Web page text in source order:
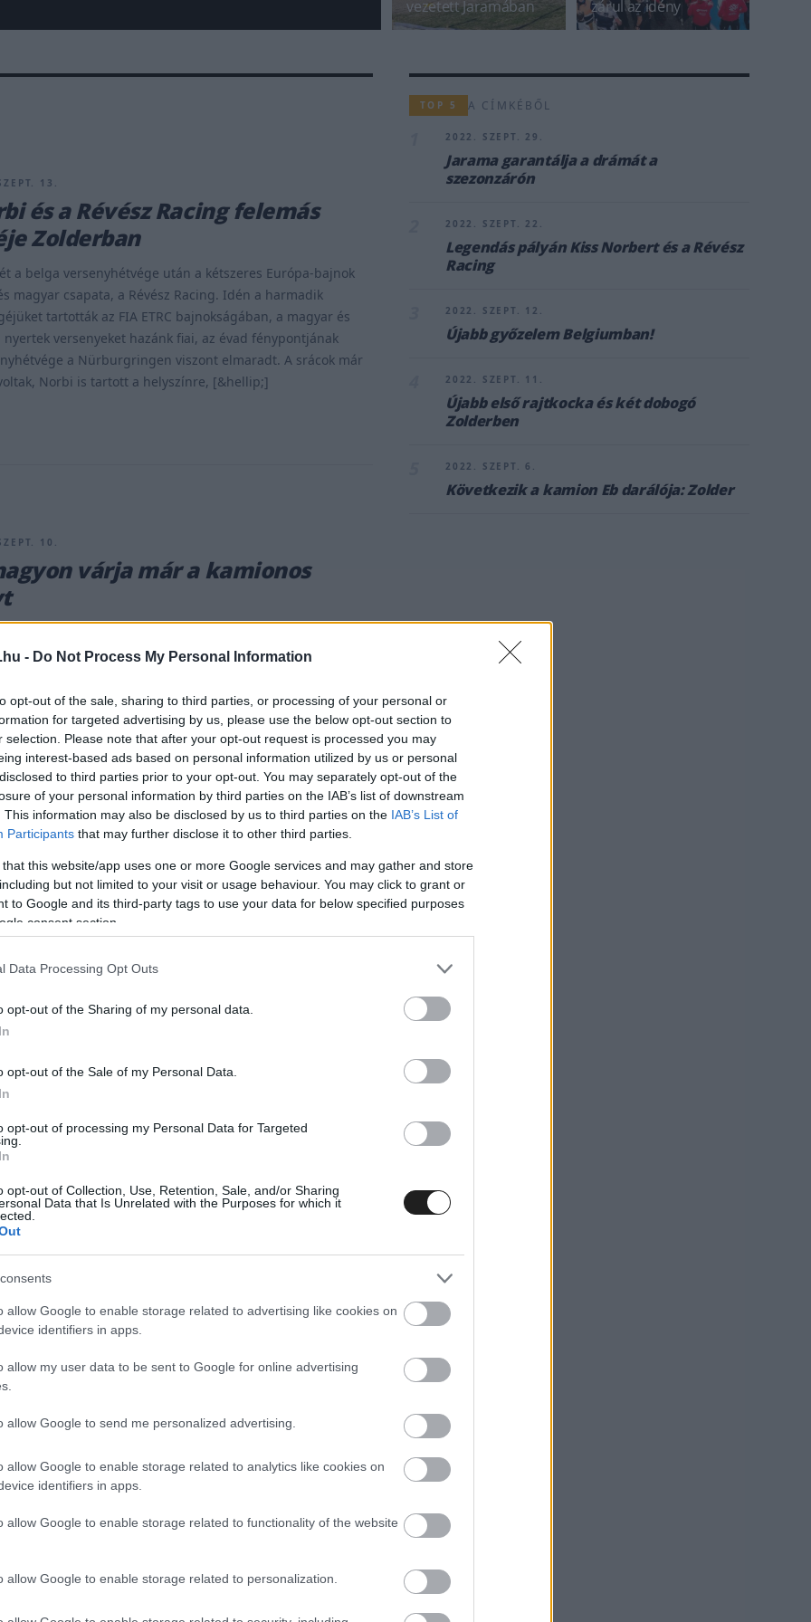
- Do Not Process My Personal Information
opt-out of the sale, sharing to third parties, or processing of your personal or
for targeted advertising by us, please use the below opt-out section to
selection. Please note that after your opt-out request is processed you may
interest-based ads based on personal information utilized by us or personal
to third parties prior to your opt-out. You may separately opt-out of the
of your personal information by third parties on the IAB’s list of downstream
This information may also be disclosed by us to third parties on the IAB’s List of
Participants that may further disclose it to other third parties.
that this website/app uses one or more Google services and may gather and store
but not limited to your visit or usage behaviour. You may click to grant or
to Google and its third-party tags to use your data for below specified purposes
consent section.
Data Processing Opt Outs
opt-out of the Sharing of my personal data.
opt-out of the Sale of my Personal Data.
opt-out of processing my Personal Data for Targeted
opt-out of Collection, Use, Retention, Sale, and/or Sharing
Data that Is Unrelated with the Purposes for which it
allow Google to enable storage related to advertising like cookies on
identifiers in apps.
allow my user data to be sent to Google for online advertising
allow Google to send me personalized advertising.
allow Google to enable storage related to analytics like cookies on
identifiers in apps.
allow Google to enable storage related to functionality of the website
allow Google to enable storage related to personalization.
vezetett Jaramában zárul az idény
13.
és a Révész Racing felemás
Zolderban
a belga versenyhétvége után a kétszeres Európa-bajnok
magyar csapata, a Révész Racing. Idén a harmadik
tartották az FIA ETRC bajnokságában, a magyar és
versenyeket hazánk fiai, az évad fénypontjának
a Nürburgringen viszont elmaradt. A srácok már
Norbi is tartott a helyszínre, [&hellip;]
10.
várja már a kamionos
Belgiumba, Zolder pályájára, a 2021-es szezon ötödik
eddig 4 győzelmet arató magyar pilóta, Kiss Norbert jelenleg
élén áll, minimális, hárompontos előnnyel a második
Lenz [&hellip;]
30.
Racing és Kiss Norbert újabb
Az időmérőn ezúttal Hahn volt a leggyorsabb, 0.017
előzte meg a Révész Racing magyar pilótáját, Kiss
sikerült Norbinak, és a második kanyarban a belső íven
így [&hellip;]
folyatódik a kamion Európa-
Mostban
a FIA Kamion Európa-bajnokság folytatásának. A cseh
a szezon sűrű második felének, amely öt futamot foglal
hét hétben, a bajnoki döntő pedig október 16-17-én
délután [&hellip;]
14.
TOP 5 A CÍMKÉBŐL
2022. SZEPT. 29.
Jarama garantálja a drámát a
szezonzárón
2022. SZEPT. 22.
Legendás pályán Kiss Norbert és a Révész
Racing
2022. SZEPT. 12.
Újabb győzelem Belgiumban!
2022. SZEPT. 11.
Újabb első rajtkocka és két dobogó
Zolderben
2022. SZEPT. 6.
Következik a kamion Eb darálója: Zolder